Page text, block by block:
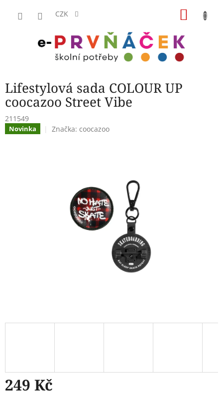
CZK
Lifestylová sada COLOUR UP
coocazoo Street Vibe
211549
Novinka Značka: coocazoo
249 Kč